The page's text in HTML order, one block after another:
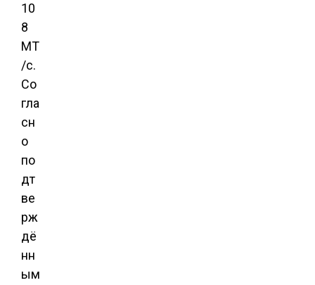
10
8
МТ
/с.
Со
гла
сн
о
по
дт
ве
рж
дё
нн
ым